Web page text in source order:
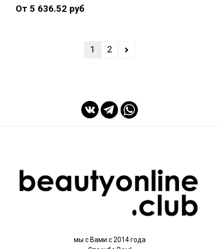
От 5 636.52 руб
1 2
мы с Вами с 2014 года